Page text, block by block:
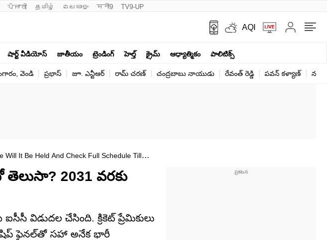
ਪੰਜਾਬੀ தமிழ் മലയാളം मनी9 TV9-UP
AQI
షార్ట్ వీడియోస్ జాతీయం ట్రెండింగ్ హెల్త్‌ క్రైమ్ ఆధ్యాత్మికం పాలిటిక్స్‌
వెండి ప్రభాస్ జూ. ఎన్టీఆర్ రామ్ చ‌ర‌ణ్‌ చంద్రబాబు నాయుడు రేవంత్ రెడ్డి పవన్ కళ్యాణ్
Will It Be Held And Check Full Schedule Till
తెలుసా? 2031 వరకు
విడుదల చేసింది. క్రికెట్ ప్రేమికులు
ఫైనల్‌తో సహా అనేక భారీ